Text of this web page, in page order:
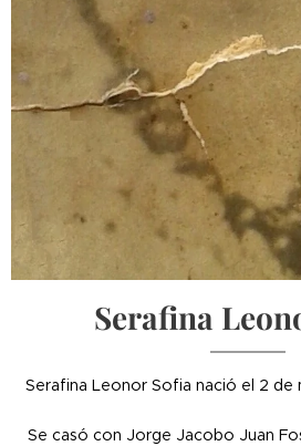
Serafina
Serafina Leonor Sofia nació el 2 de
Se casó con Jorge Jacobo Juan